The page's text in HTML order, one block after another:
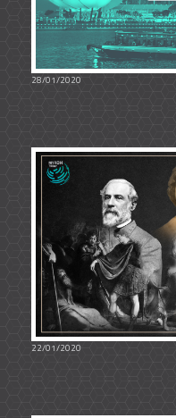
28/01/2020
22/01/2020